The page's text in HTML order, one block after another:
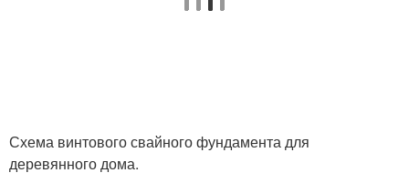
Схема винтового свайного фундамента для
деревянного дома.